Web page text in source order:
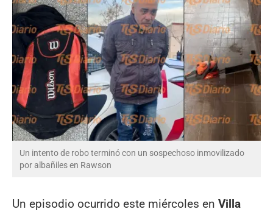
Un intento de robo terminó con un sospechoso inmovilizado
por albañiles en Rawson
Un episodio ocurrido este miércoles en Villa